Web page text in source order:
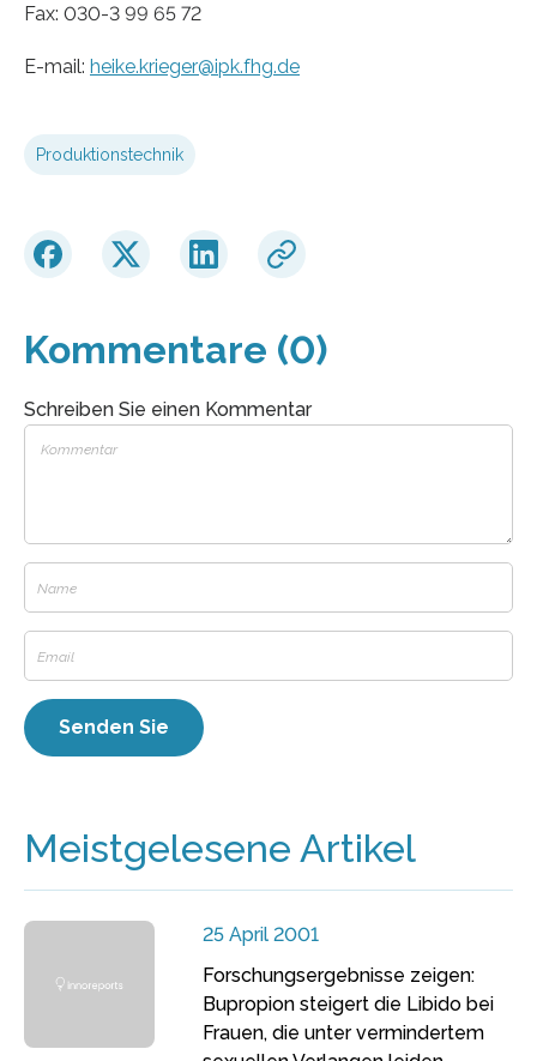
Fax: 030-3 99 65 72
E-mail: heike.krieger@ipk.fhg.de
Produktionstechnik
Kommentare (0)
Schreiben Sie einen Kommentar
Meistgelesene Artikel
25 April 2001
Forschungsergebnisse zeigen:
Bupropion steigert die Libido bei
Frauen, die unter vermindertem